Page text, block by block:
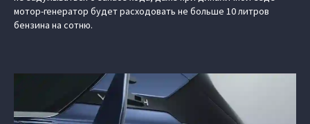
мотор-генератор будет расходовать не больше 10 литров
бензина на сотню.